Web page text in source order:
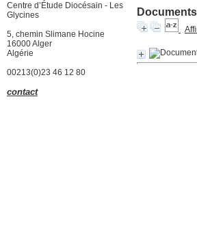
Centre d’Étude Diocésain - Les
Glycines
5, chemin Slimane Hocine
16000 Alger
Algérie
00213(0)23 46 12 80
contact